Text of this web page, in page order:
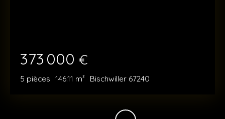
373 000 €
5 pièces 146.11 m² Bischwiller 67240